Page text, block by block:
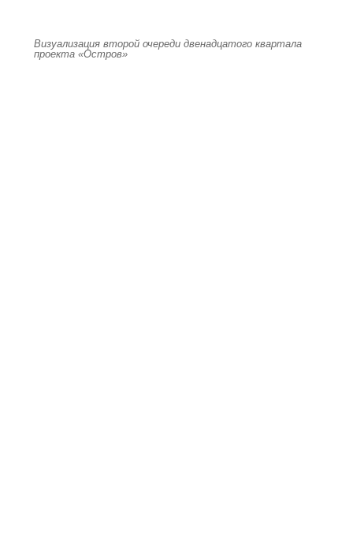
Визуализация второй очереди двенадцатого квартала
проекта «Остров»